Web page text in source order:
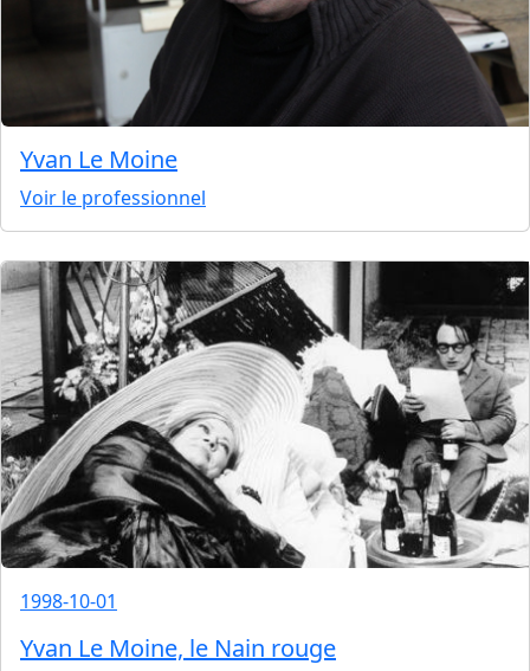
Yvan Le Moine
Voir le professionnel
1998-10-01
Yvan Le Moine, le Nain rouge